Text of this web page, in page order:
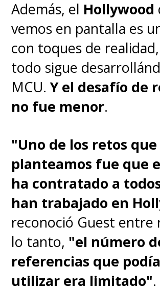
Además, el Hollywood
vemos en pantalla es
con toques de
todo sigue
MCU.Y el desafío de
no fue menor.
"Uno de los retos que
planteamos fue que
ha contratado a
han trabajado en
reconoció Guest entre
lo tanto, "el número
referencias que
utilizar era limitado".